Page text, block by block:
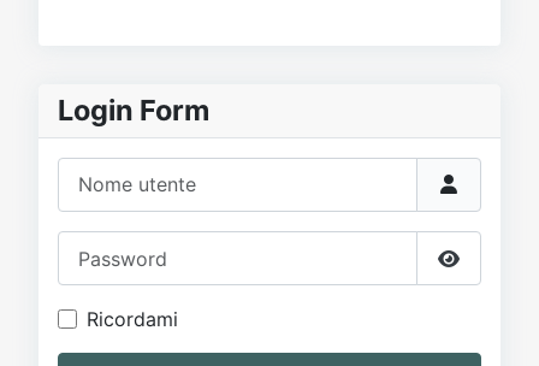
Login Form
Mostra
Ricordami